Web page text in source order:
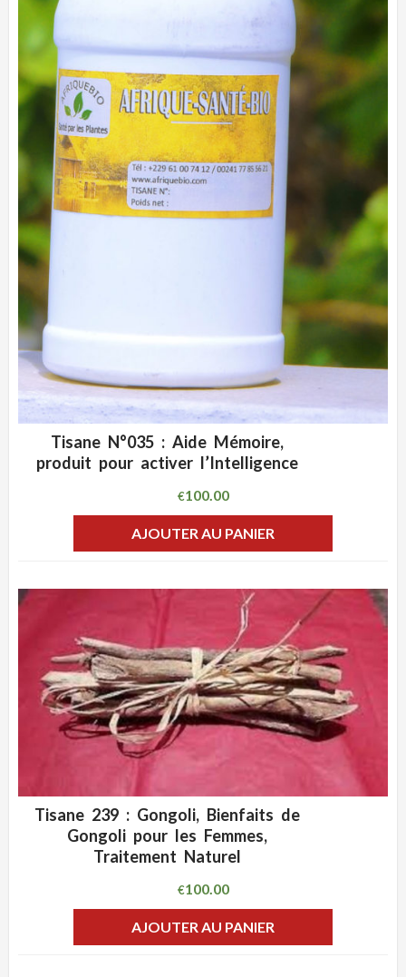
ADD WISHLIST
Tisane N°035 : Aide Mémoire,
produit pour activer l’Intelligence
€100.00
AJOUTER AU PANIER
ADD WISHLIST
Tisane 239 : Gongoli, Bienfaits de
Gongoli pour les Femmes,
Traitement Naturel
€100.00
AJOUTER AU PANIER